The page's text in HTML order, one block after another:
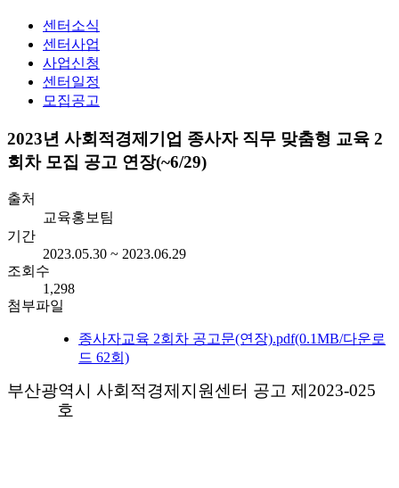
센터소식
센터사업
사업신청
센터일정
모집공고
2023년 사회적경제기업 종사자 직무 맞춤형 교육 2
회차 모집 공고 연장(~6/29)
출처
교육홍보팀
기간
2023.05.30 ~ 2023.06.29
조회수
1,298
첨부파일
종사자교육 2회차 공고문(연장).pdf(0.1MB/다운로
드 62회)
부산광역시 사회적경제지원센터 공고 제 2023-025
호